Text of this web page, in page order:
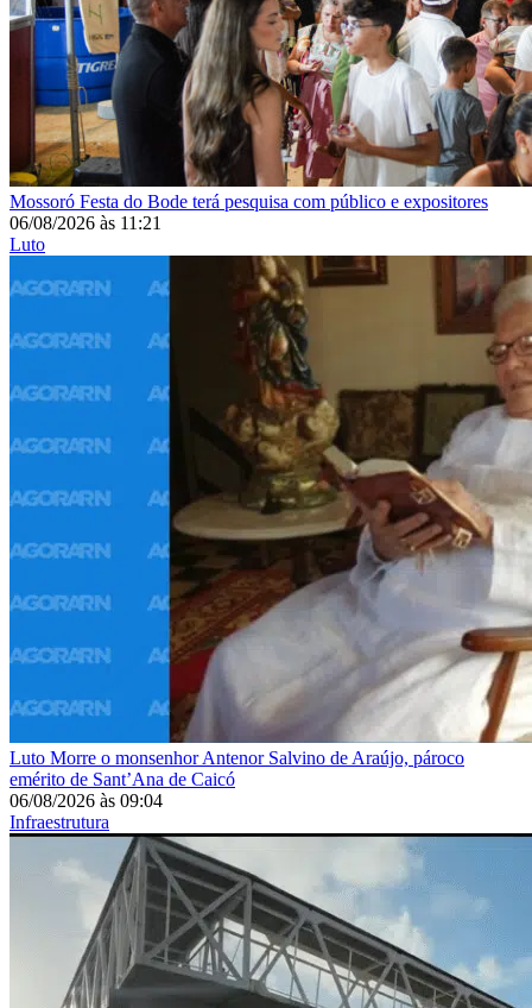
Mossoró Festa do Bode terá pesquisa com público e expositores
06/08/2026 às 11:21
Luto
Luto Morre o monsenhor Antenor Salvino de Araújo, pároco
emérito de Sant’Ana de Caicó
06/08/2026 às 09:04
Infraestrutura